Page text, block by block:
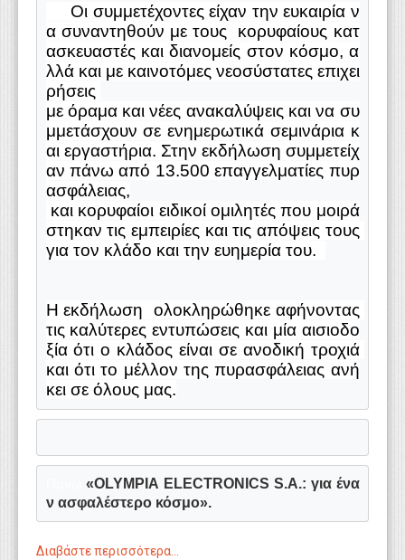
Οι συμμετέχοντες είχαν την ευκαιρία ν
α συναντηθούν με τους  κορυφαίους κατ
ασκευαστές και διανομείς στον κόσμο, α
λλά και με καινοτόμες νεοσύστατες επιχει
ρήσεις
με όραμα και νέες ανακαλύψεις και να συ
μμετάσχουν σε ενημερωτικά σεμινάρια κ
αι εργαστήρια. Στην εκδήλωση συμμετείχ
αν πάνω από 13.500 επαγγελματίες πυρ
ασφάλειας,
στηκαν τις εμπειρίες και τις απόψεις τους
για τον κλάδο και την ευημερία του.
Η εκδήλωση  ολοκληρώθηκε αφήνοντας
τις καλύτερες εντυπώσεις και μία αισιοδο
ξία ότι ο κλάδος είναι σε ανοδική τροχιά
και ότι το μέλλον της πυρασφάλειας ανή
κει σε όλους μας.
Πάνω «OLYMPIA ELECTRONICS S.A.: για ένα
ν ασφαλέστερο κόσμο».
Διαβάστε περισσότερα...